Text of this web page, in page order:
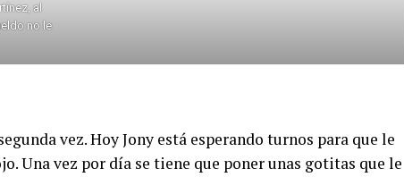
al
no le
vez. Hoy Jony está esperando turnos para que le
Una vez por día se tiene que poner unas gotitas que le